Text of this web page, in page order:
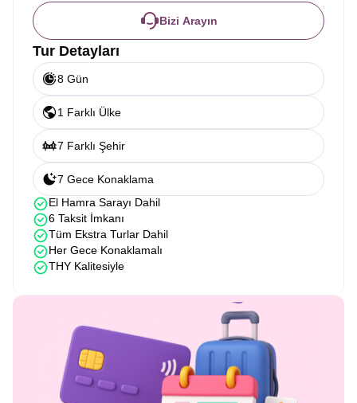
Bizi Arayın
Tur Detayları
8 Gün
1 Farklı Ülke
7 Farklı Şehir
7 Gece Konaklama
El Hamra Sarayı Dahil
6 Taksit İmkanı
Tüm Ekstra Turlar Dahil
Her Gece Konaklamalı
THY Kalitesiyle